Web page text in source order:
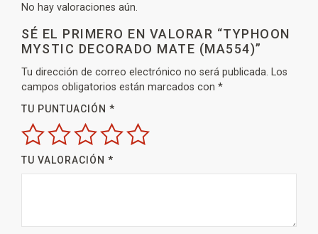
No hay valoraciones aún.
SÉ EL PRIMERO EN VALORAR “TYPHOON
MYSTIC DECORADO MATE (MA554)”
Tu dirección de correo electrónico no será publicada. Los
campos obligatorios están marcados con *
TU PUNTUACIÓN *
TU VALORACIÓN *